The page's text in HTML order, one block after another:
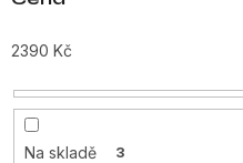
í
r
o
d
u
2390 Kč
Na skladě 3